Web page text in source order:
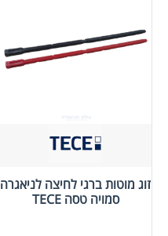
זוג מוטות ברגי לחיצה לניאגרה
סמויה טסה TECE